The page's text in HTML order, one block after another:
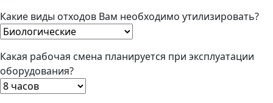
Какие виды отходов Вам необходимо утилизировать?
Какая рабочая смена планируется при эксплуатации
оборудования?